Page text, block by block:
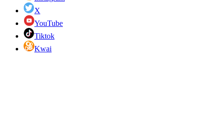
X
YouTube
Tiktok
Kwai